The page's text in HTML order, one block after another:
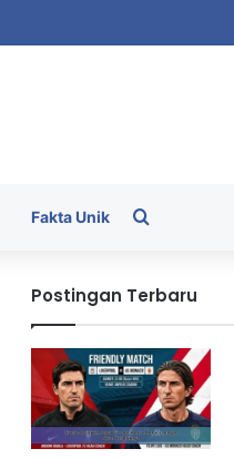
Fakta Unik
Postingan Terbaru